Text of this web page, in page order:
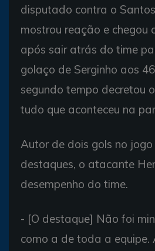
disputado contra o
mostrou reação e chegou
após sair atrás do time
golaço de Serginho aos
segundo tempo decretou
tudo que aconteceu na
Autor de dois gols no jogo
destaques, o atacante
desempenho do time.
- [O destaque] Não foi
como a de toda a equipe.